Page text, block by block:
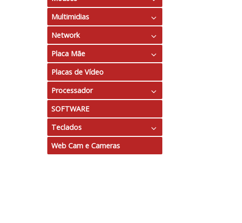
Micro SD
Com Fio
Gamer
Retrátil
Sem Fio
Mouse Pads
Multimidias
Caixa Acústica
Sistema 2.1
Sistema 5.1
Network
Roteadores
Adaptadores
Switchs
Placa Mãe
Chipset AMD
Chipset Intel
Placas de Vídeo
Processador
AMD
Intel
SOFTWARE
Teclados
Básico
Web Cam e Cameras